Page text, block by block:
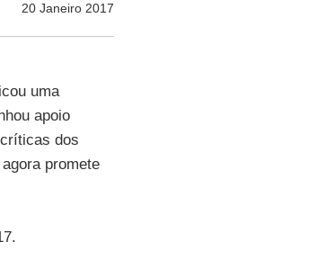
20 Janeiro 2017
uma
apoio
dos
promete